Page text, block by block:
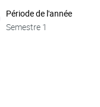
Période de l'année
Semestre 1